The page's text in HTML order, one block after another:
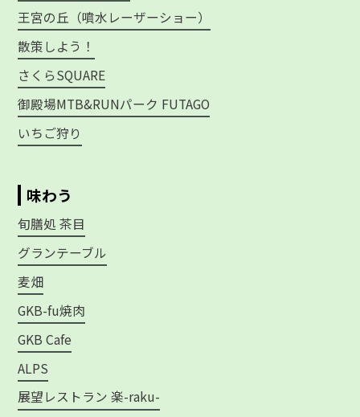
王宮の丘（噴水レーザーショー）
散策しよう！
さくらSQUARE
御殿場MTB&RUNパーク FUTAGO
いちご狩り
味わう
旬膳処 茶目
グランテーブル
麦畑
GKB-fu焼肉
GKB Cafe
ALPS
展望レストラン 楽-raku-